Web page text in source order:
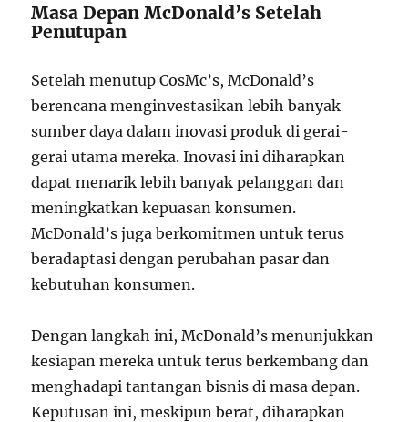
Masa Depan McDonald’s Setelah
Penutupan
Setelah menutup CosMc’s, McDonald’s
berencana menginvestasikan lebih banyak
sumber daya dalam inovasi produk di gerai-
gerai utama mereka. Inovasi ini diharapkan
dapat menarik lebih banyak pelanggan dan
meningkatkan kepuasan konsumen.
McDonald’s juga berkomitmen untuk terus
beradaptasi dengan perubahan pasar dan
kebutuhan konsumen.
Dengan langkah ini, McDonald’s menunjukkan
kesiapan mereka untuk terus berkembang dan
menghadapi tantangan bisnis di masa depan.
Keputusan ini, meskipun berat, diharapkan